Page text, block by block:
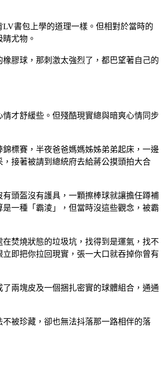
書包上學的道理一樣。但相對於當時的
尤物。
膠球，那刺激太強烈了，都巴望著自己的
才舒緩些。但殘酷現實總與暗爽心情同步
標賽，半夜爸爸媽媽姊姊弟弟起床，一邊
接著被請到總統府去給蔣公摸頭拍大合
頭盔沒有護具，一顆擦棒球就讓擔任蹲補
一種「霸淩」，但當時沒這些觀念，被霸
焚燒狀態的垃圾坑，找得到是運氣，找不
即把你拉回現實，張一大口就吞掉你曾有
兩塊皮及一個捆扎密實的球體組合，通通
被珍藏，卻也無法抖落那一路相伴的落